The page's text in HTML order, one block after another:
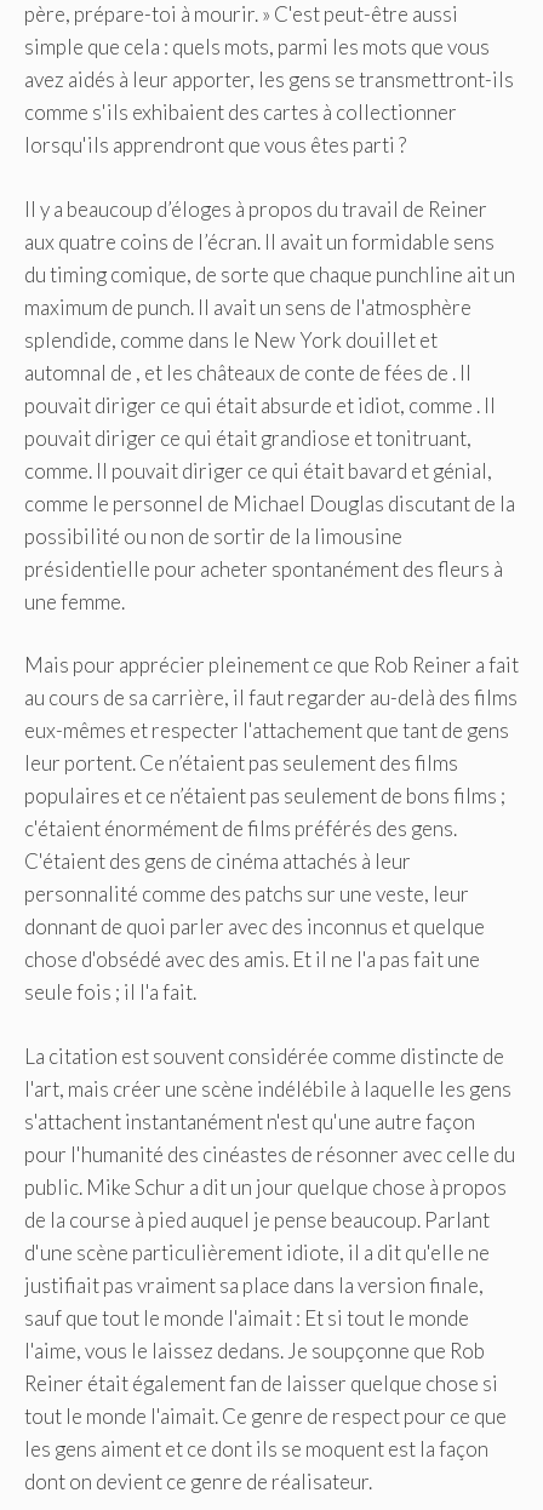
père, prépare-toi à mourir. » C'est peut-être aussi
simple que cela : quels mots, parmi les mots que vous
avez aidés à leur apporter, les gens se transmettront-ils
comme s'ils exhibaient des cartes à collectionner
lorsqu'ils apprendront que vous êtes parti ?
Il y a beaucoup d’éloges à propos du travail de Reiner
aux quatre coins de l’écran. Il avait un formidable sens
du timing comique, de sorte que chaque punchline ait un
maximum de punch. Il avait un sens de l'atmosphère
splendide, comme dans le New York douillet et
automnal de , et les châteaux de conte de fées de . Il
pouvait diriger ce qui était absurde et idiot, comme . Il
pouvait diriger ce qui était grandiose et tonitruant,
comme. Il pouvait diriger ce qui était bavard et génial,
comme le personnel de Michael Douglas discutant de la
possibilité ou non de sortir de la limousine
présidentielle pour acheter spontanément des fleurs à
une femme.
Mais pour apprécier pleinement ce que Rob Reiner a fait
au cours de sa carrière, il faut regarder au-delà des films
eux-mêmes et respecter l'attachement que tant de gens
leur portent. Ce n’étaient pas seulement des films
populaires et ce n’étaient pas seulement de bons films ;
c'étaient énormément de films préférés des gens.
C'étaient des gens de cinéma attachés à leur
personnalité comme des patchs sur une veste, leur
donnant de quoi parler avec des inconnus et quelque
chose d'obsédé avec des amis. Et il ne l'a pas fait une
seule fois ; il l'a fait.
La citation est souvent considérée comme distincte de
l'art, mais créer une scène indélébile à laquelle les gens
s'attachent instantanément n'est qu'une autre façon
pour l'humanité des cinéastes de résonner avec celle du
public. Mike Schur a dit un jour quelque chose à propos
de la course à pied auquel je pense beaucoup. Parlant
d'une scène particulièrement idiote, il a dit qu'elle ne
justifiait pas vraiment sa place dans la version finale,
sauf que tout le monde l'aimait : Et si tout le monde
l'aime, vous le laissez dedans. Je soupçonne que Rob
Reiner était également fan de laisser quelque chose si
tout le monde l'aimait. Ce genre de respect pour ce que
les gens aiment et ce dont ils se moquent est la façon
dont on devient ce genre de réalisateur.